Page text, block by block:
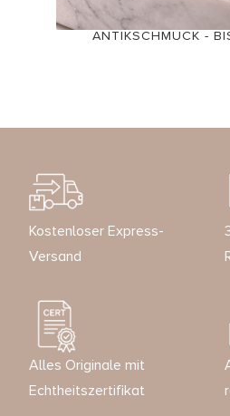
ANTIKSCHMUCK -
Kostenloser Express-
Versand
Alles Originale mit
Echtheitszertifikat